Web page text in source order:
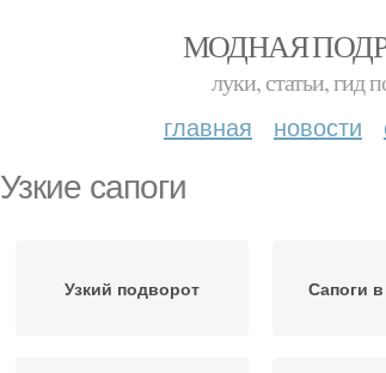
МОДНАЯ
луки, статьи, гид
главная новости
Узкие сапоги
Узкий подворот Сапоги